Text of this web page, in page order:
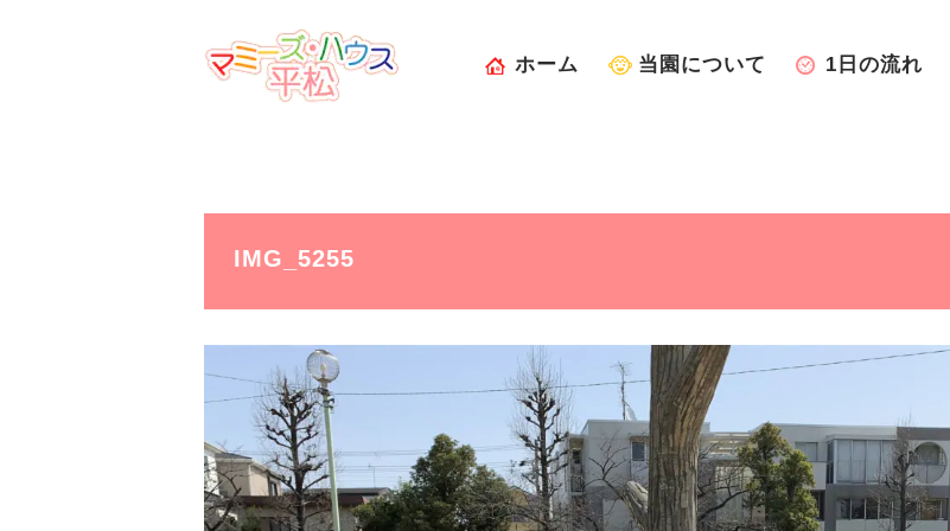
ホーム 当園について 1日の流れ
IMG_5255